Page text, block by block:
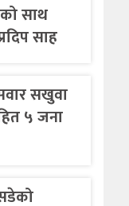
साथ
साह
सखुवा
५ जना